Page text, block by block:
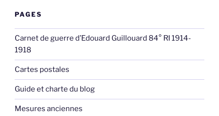
PAGES
Carnet de guerre d’Edouard Guillouard 84° RI 1914-
1918
Cartes postales
Guide et charte du blog
Mesures anciennes